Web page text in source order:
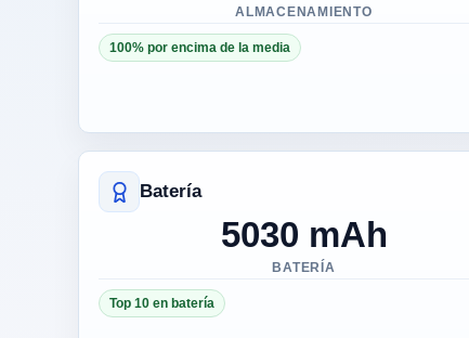
ALMACENAMIENTO
100% por encima de la media
Batería
5030 mAh
BATERÍA
Top 10 en batería